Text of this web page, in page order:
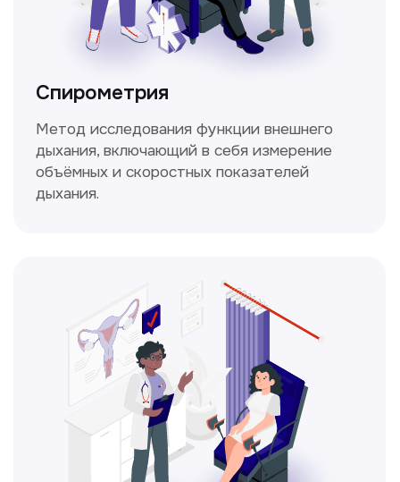
информацию в прайсе?
уточним!
Нажимая на кнопку «Получить консультацию», вы
даёте согласие на обработку персональных
данных и соглашаетесь c политикой
конфиденциальности
Получить консультацию